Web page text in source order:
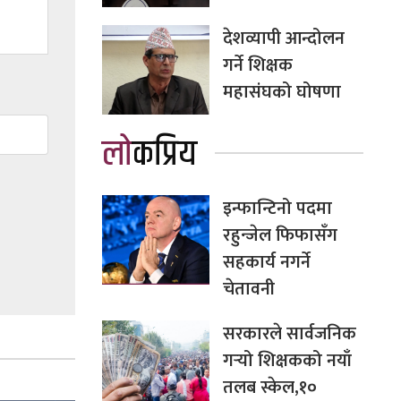
देशव्यापी आन्दोलन
गर्ने शिक्षक
महासंघको घोषणा
लोकप्रिय
इन्फान्टिनो पदमा
रहुन्जेल फिफासँग
सहकार्य नगर्ने
चेतावनी
सरकारले सार्वजनिक
गर्‍यो शिक्षकको नयाँ
तलब स्केल,१०